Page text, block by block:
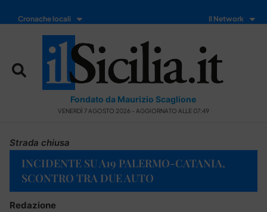
Cronache locali Il Network
Fondato da Maurizio Scaglione
VENERDÌ 7 AGOSTO 2026 - AGGIORNATO ALLE 07:49
Strada chiusa
INCIDENTE SU A19 PALERMO-CATANIA,
SCONTRO TRA DUE AUTO
Redazione